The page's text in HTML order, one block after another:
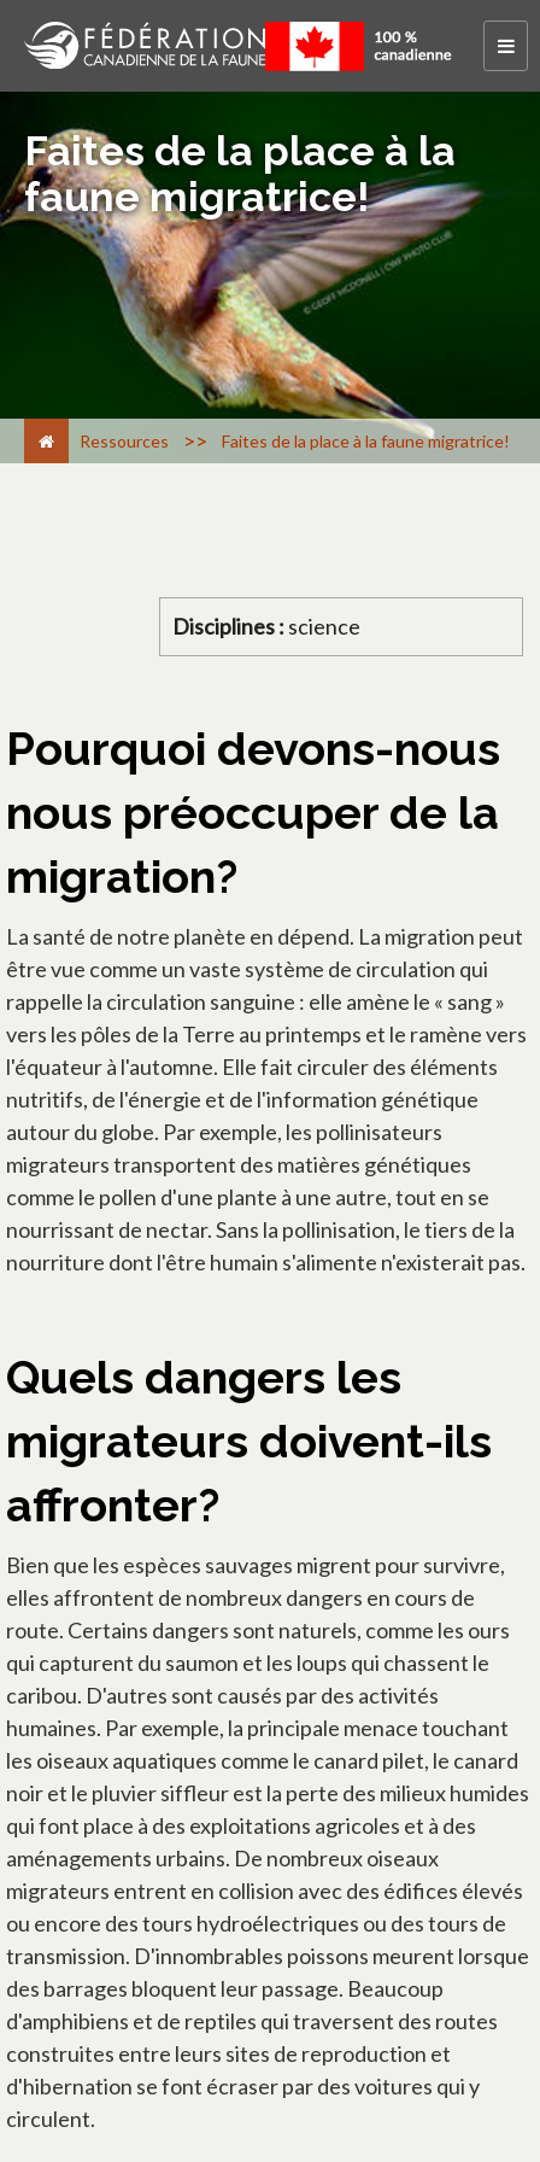
Faites de la place à la
faune migratrice!
Ressources > Faites de la place à la faune migratrice!
Disciplines : science
Pourquoi devons-nous
nous préoccuper de la
migration?
La santé de notre planète en dépend. La migration peut
être vue comme un vaste système de circulation qui
rappelle la circulation sanguine : elle amène le « sang »
vers les pôles de la Terre au printemps et le ramène vers
l'équateur à l'automne. Elle fait circuler des éléments
nutritifs, de l'énergie et de l'information génétique
autour du globe. Par exemple, les pollinisateurs
migrateurs transportent des matières génétiques
comme le pollen d'une plante à une autre, tout en se
nourrissant de nectar. Sans la pollinisation, le tiers de la
nourriture dont l'être humain s'alimente n'existerait pas.
Quels dangers les
migrateurs doivent-ils
affronter?
Bien que les espèces sauvages migrent pour survivre,
elles affrontent de nombreux dangers en cours de
route. Certains dangers sont naturels, comme les ours
qui capturent du saumon et les loups qui chassent le
caribou. D'autres sont causés par des activités
humaines. Par exemple, la principale menace touchant
les oiseaux aquatiques comme le canard pilet, le canard
noir et le pluvier siffleur est la perte des milieux humides
qui font place à des exploitations agricoles et à des
aménagements urbains. De nombreux oiseaux
migrateurs entrent en collision avec des édifices élevés
ou encore des tours hydroélectriques ou des tours de
transmission. D'innombrables poissons meurent lorsque
des barrages bloquent leur passage. Beaucoup
d'amphibiens et de reptiles qui traversent des routes
construites entre leurs sites de reproduction et
d'hibernation se font écraser par des voitures qui y
circulent.